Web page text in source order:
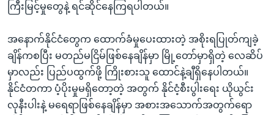
ကျော်ကြီးမြင့်မှုတွေနဲ့ ရင်ဆိုင်နေကြရပါတယ်။
အနောက်နိုင်ငံတွေက ထောက်ခံမှုပေးထားတဲ့ အစိုးရပြုတ်ကျခဲ့
ချိန်ကစပြီး မတည်မငြိမ်ဖြစ်နေချိန်မှာ မြို့တော်မှာရှိတဲ့ လေဆိပ်
မှာလည်း ပြည်ပထွက်ဖို့ ကြိုးစားသူ ထောင်နဲ့ချီရှိနေပါတယ်။
နိုင်ငံတကာ ပံ့ပိုးမှုမရှိတော့တဲ့ အတွက် နိုင်ငံ့စီးပွါးရေး ယိုယွင်း
လုနီးပါးနဲ့ မရေရာဖြစ်နေချိန်မှာ အစားအသောက်အတွက်ရော